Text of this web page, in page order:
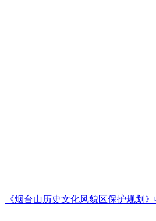
《烟台山历史文化风貌区保护规划